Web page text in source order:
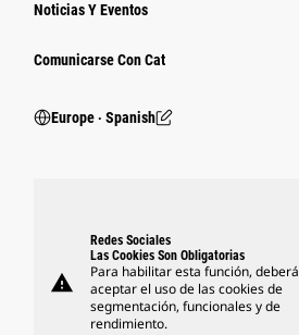
Noticias Y Eventos
Comunicarse Con Cat
Europe ‧ Spanish
warning
Redes Sociales
Las Cookies Son Obligatorias
Para habilitar esta función, deberá
aceptar el uso de las cookies de
segmentación, funcionales y de
rendimiento.